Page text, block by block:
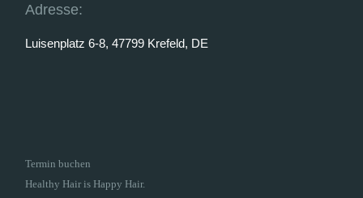
Adresse:
Luisenplatz 6-8, 47799 Krefeld, DE
Termin buchen
Healthy Hair is Happy Hair.